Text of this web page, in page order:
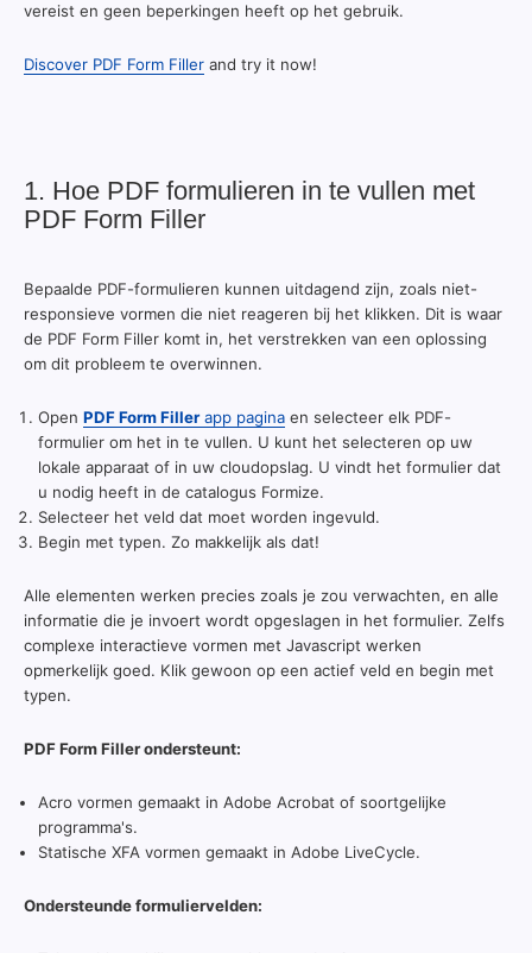
vereist en geen beperkingen heeft op het gebruik.
Discover PDF Form Filler and try it now!
1. Hoe PDF formulieren in te vullen met
PDF Form Filler
Bepaalde PDF-formulieren kunnen uitdagend zijn, zoals niet-
responsieve vormen die niet reageren bij het klikken. Dit is waar
de PDF Form Filler komt in, het verstrekken van een oplossing
om dit probleem te overwinnen.
Open PDF Form Fillerapp pagina en selecteer elk PDF-
formulier om het in te vullen. U kunt het selecteren op uw
lokale apparaat of in uw cloudopslag. U vindt het formulier dat
u nodig heeft in de catalogus Formize.
Selecteer het veld dat moet worden ingevuld.
Begin met typen. Zo makkelijk als dat!
Alle elementen werken precies zoals je zou verwachten, en alle
informatie die je invoert wordt opgeslagen in het formulier. Zelfs
complexe interactieve vormen met Javascript werken
opmerkelijk goed. Klik gewoon op een actief veld en begin met
typen.
PDF Form Filler ondersteunt:
Acro vormen gemaakt in Adobe Acrobat of soortgelijke
programma's.
Statische XFA vormen gemaakt in Adobe LiveCycle.
Ondersteunde formuliervelden: